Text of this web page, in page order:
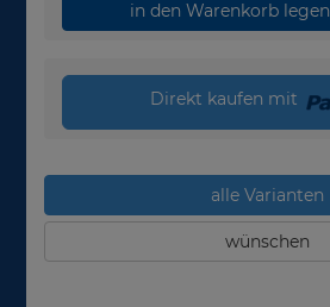
in den Warenkorb legen
Direkt kaufen mit
alle Varianten
wünschen